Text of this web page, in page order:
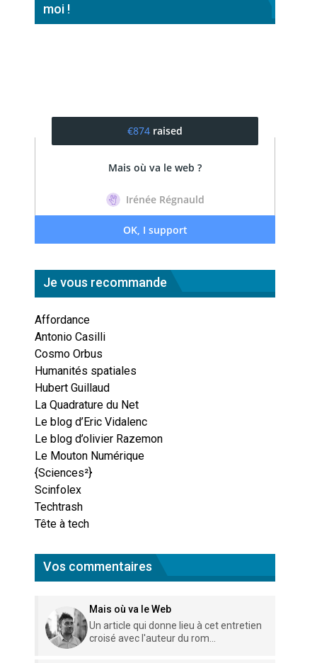
moi !
Je vous recommande
Affordance
Antonio Casilli
Cosmo Orbus
Humanités spatiales
Hubert Guillaud
La Quadrature du Net
Le blog d’Eric Vidalenc
Le blog d’olivier Razemon
Le Mouton Numérique
{Sciences²}
Scinfolex
Techtrash
Tête à tech
Vos commentaires
Mais où va le Web
Un article qui donne lieu à cet entretien
croisé avec l'auteur du rom...